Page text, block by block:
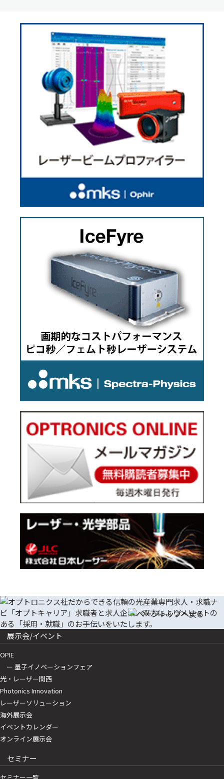
展示会/イベント
OPIE
ー 量子イノベーションフェア
光・レーザー関西
Photonics Innovation
レーザーソリューション
海外展示会
イベントカレンダー
オンライン展示会
セミナー
セミナー一覧